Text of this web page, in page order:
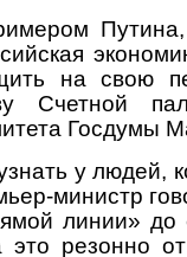
на свою
Счетной
Госдумы
у людей,
министр
линии»
резонно